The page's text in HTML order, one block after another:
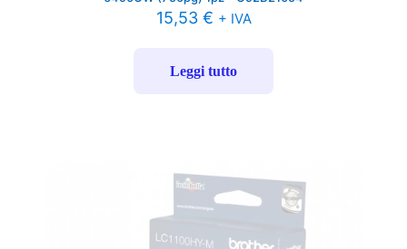
15,53 € + IVA
Leggi tutto